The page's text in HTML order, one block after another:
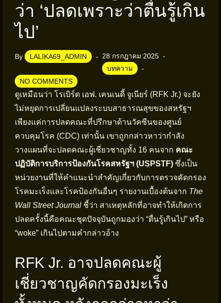
ว่า ‘ปลดเพราะว่าตื่นรู้เกิน
ไป’
By LALIKA69_ADMIN
28 กรกฎาคม 2025
บทความ
NO COMMENTS
ดูเหมือนว่า โรเบิร์ต เอฟ. เคนเนดี้ จูเนียร์ (RFK Jr.) จะยัง
ไม่หยุดการเปลี่ยนแปลงระบบสาธารณสุขของสหรัฐฯ
เพียงแค่การปลดคณะที่ปรึกษาด้านวัคซีนของศูนย์
ควบคุมโรค (CDC) เท่านั้น เขาถูกกล่าวหาว่ากำลัง
วางแผนที่จะปลดคณะผู้เชี่ยวชาญทั้ง 16 คนจาก คณะ
ปฏิบัติการบริการป้องกันโรคสหรัฐฯ (USPSTF) ซึ่งเป็น
หน่วยงานที่ให้คำแนะนำสำคัญเกี่ยวกับการตรวจคัดกรอง
โรคมะเร็งและโรคป้องกันอื่นๆ รายงานเบื้องต้นจาก The
Wall Street Journal ชี้ว่า สาเหตุหลักที่อาจทำให้เกิดการ
ปลดครั้งนี้คือคณะชุดปัจจุบันถูกมองว่า “ตื่นรู้เกินไป” หรือ
“woke” เกินไปตามคำกล่าวอ้าง
RFK Jr. อาจปลดคณะผู้
เชี่ยวชาญคัดกรองมะเร็ง